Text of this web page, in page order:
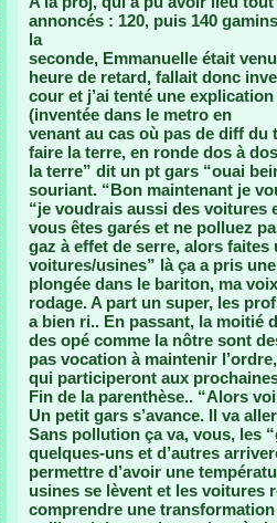
annoncés : 120, puis 140
la
seconde, Emmanuelle était
heure de retard, fallait donc
cour et j’ai tenté une
(inventée dans le metro en
venant au cas où pas de diff du
faire la terre, en ronde dos à
la terre” dit un pt gars “ouai
souriant. “Bon maintenant je
“je voudrais aussi des voitures
vous êtes garés et ne polluez
gaz à effet de serre, alors
voitures/usines” là ça a pris
plongée dans le bariton, ma
rodage. A part un super, les
a bien ri.. En passant, la moitié
des opé comme la nôtre sont
pas vocation à maintenir
qui participeront aux
Fin de la parenthèse.. “Alors
Un petit gars s’avance. Il va
Sans pollution ça va, vous, les
quelques-uns et d’autres
permettre d’avoir une
usines se lèvent et les voitures
comprendre une